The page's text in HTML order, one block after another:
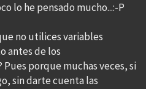
lo he pensado mucho...:-P
no utilices variables
antes de los
porque muchas veces, si
sin darte cuenta las